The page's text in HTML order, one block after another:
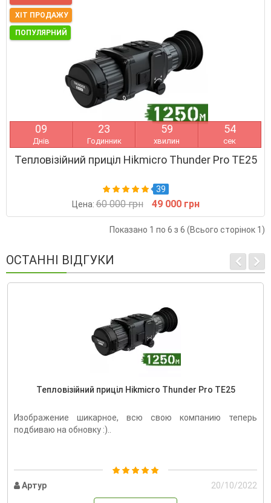
ХІТ ПРОДАЖУ
ПОПУЛЯРНИЙ
09
Днів
23
Годинник
59
хвилин
54
сек
Тепловізійний приціл Hikmicro Thunder Pro TE25
39
Цена:60 000 грн 49 000 грн
Показано 1 по 6 з 6 (Всього сторінок 1)
ОСТАННІ ВІДГУКИ
Тепловізійний приціл Hikmicro Thunder Pro TE25
Изображение шикарное, всю свою компанию теперь
подбиваю на обновку :)..
Артур 20/10/2022